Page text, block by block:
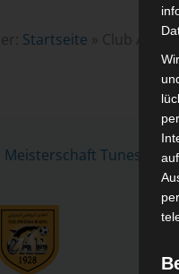
Startseite » Club
Meisterschaft Tunesien